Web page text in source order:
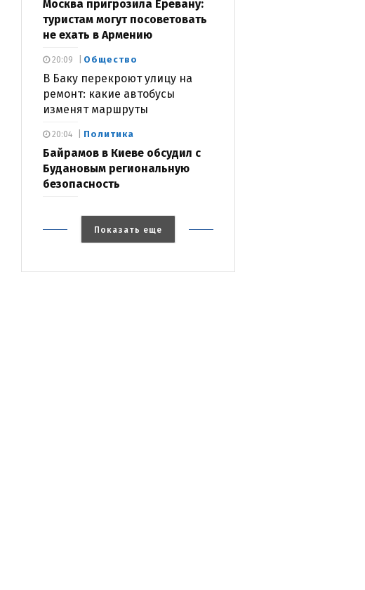
Москва пригрозила Еревану:
туристам могут посоветовать
не ехать в Армению
Общество
В Баку перекроют улицу на
ремонт: какие автобусы
изменят маршруты
20:09
Политика
Байрамов в Киеве обсудил с
Будановым региональную
безопасность
20:04
Показать еще